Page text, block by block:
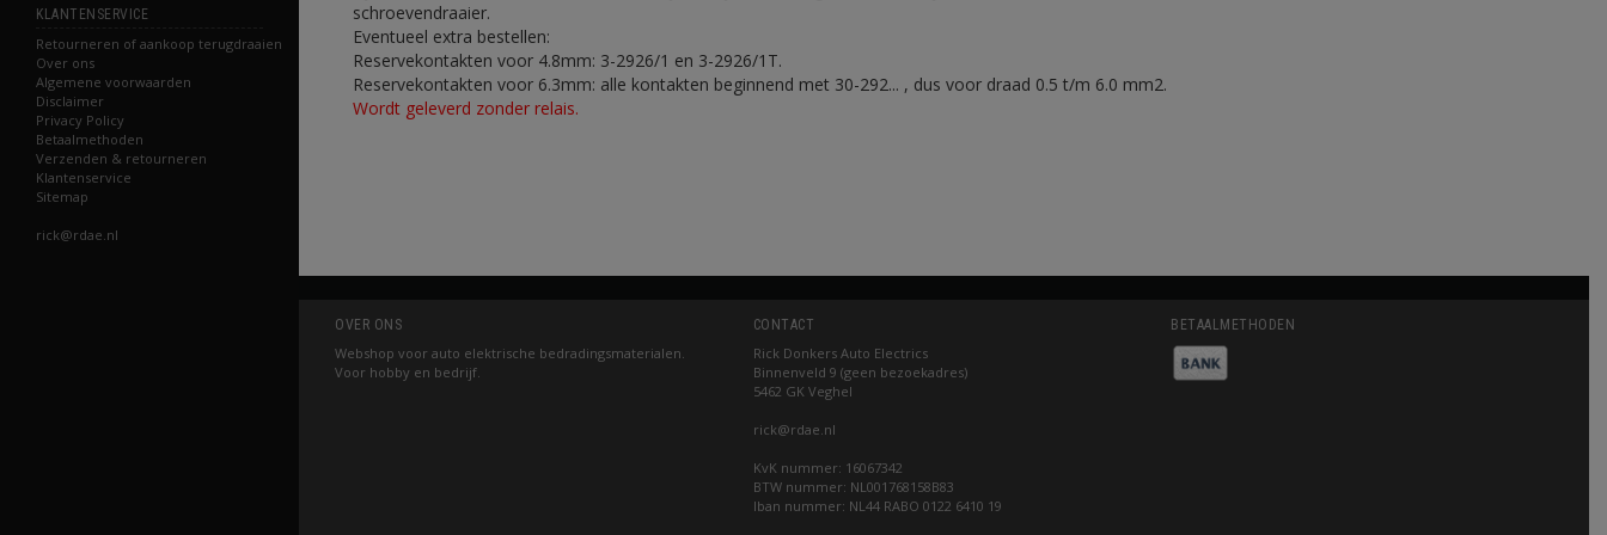
KLANTENSERVICE
Retourneren of aankoop terugdraaien
Over ons
Algemene voorwaarden
Disclaimer
Privacy Policy
Betaalmethoden
Verzenden & retourneren
Klantenservice
Sitemap
rick@rdae.nl
schroevendraaier.
Eventueel extra bestellen:
Reservekontakten voor 4.8mm: 3-2926/1 en 3-2926/1T.
Reservekontakten voor 6.3mm: alle kontakten beginnend met 30-292... , dus voor draad 0.5 t/m 6.0 mm2.
Wordt geleverd zonder relais.
OVER ONS
Webshop voor auto elektrische bedradingsmaterialen.
Voor hobby en bedrijf.
CONTACT
Rick Donkers Auto Electrics
Binnenveld 9 (geen bezoekadres)
5462 GK Veghel
rick@rdae.nl
KvK nummer: 16067342
BTW nummer: NL001768158B83
Iban nummer: NL44 RABO 0122 6410 19
BETAALMETHODEN